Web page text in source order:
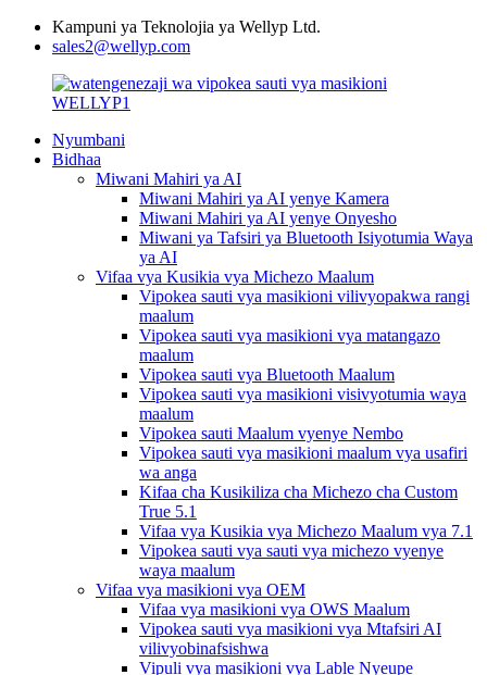
Kampuni ya Teknolojia ya Wellyp Ltd.
sales2@wellyp.com
Nyumbani
Bidhaa
Miwani Mahiri ya AI
Miwani Mahiri ya AI yenye Kamera
Miwani Mahiri ya AI yenye Onyesho
Miwani ya Tafsiri ya Bluetooth Isiyotumia Waya
ya AI
Vifaa vya Kusikia vya Michezo Maalum
Vipokea sauti vya masikioni vilivyopakwa rangi
maalum
Vipokea sauti vya masikioni vya matangazo
maalum
Vipokea sauti vya Bluetooth Maalum
Vipokea sauti vya masikioni visivyotumia waya
maalum
Vipokea sauti Maalum vyenye Nembo
Vipokea sauti vya masikioni maalum vya usafiri
wa anga
Kifaa cha Kusikiliza cha Michezo cha Custom
True 5.1
Vifaa vya Kusikia vya Michezo Maalum vya 7.1
Vipokea sauti vya sauti vya michezo vyenye
waya maalum
Vifaa vya masikioni vya OEM
Vifaa vya masikioni vya OWS Maalum
Vipokea sauti vya masikioni vya Mtafsiri AI
vilivyobinafsishwa
Vipuli vya masikioni vya Lable Nyeupe